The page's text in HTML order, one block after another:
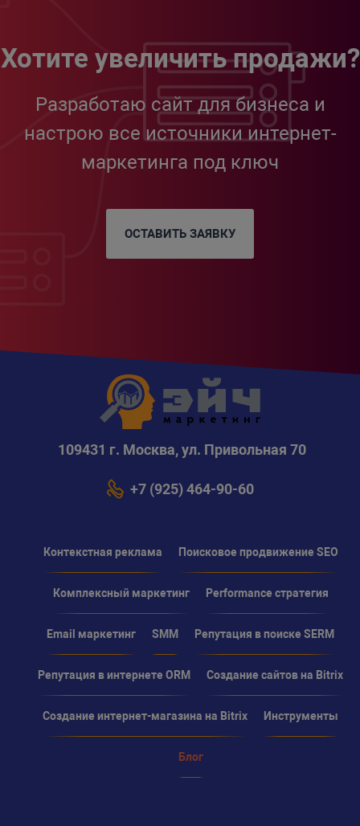
Хотите увеличить продажи?
Разработаю сайт для бизнеса и
настрою все источники интернет-
маркетинга под ключ
ОСТАВИТЬ ЗАЯВКУ
109431 г. Москва, ул. Привольная 70
+7 (925) 464-90-60
Контекстная реклама Поисковое продвижение SEO
Комплексный маркетинг Performance стратегия
Email маркетинг SMM Репутация в поиске SERM
Репутация в интернете ORM Создание сайтов на Bitrix
Создание интернет-магазина на Bitrix Инструменты
Блог